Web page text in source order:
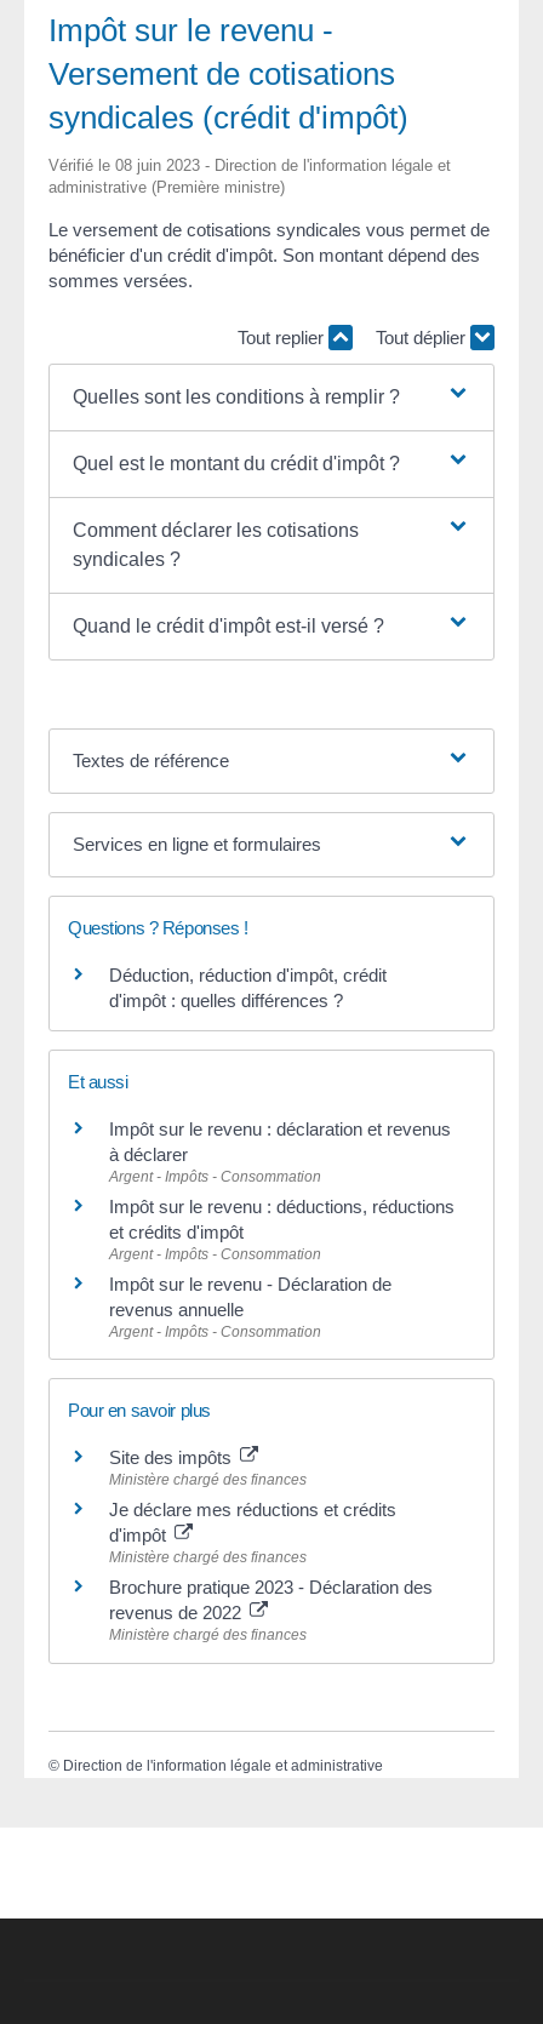
Impôt sur le revenu -
Versement de cotisations
syndicales (crédit d'impôt)
Vérifié le 08 juin 2023 - Direction de l'information légale et
administrative (Première ministre)
Le versement de cotisations syndicales vous permet de
bénéficier d'un crédit d'impôt. Son montant dépend des
sommes versées.
Tout replier Tout déplier
Quelles sont les conditions à remplir ?
Quel est le montant du crédit d'impôt ?
Comment déclarer les cotisations
syndicales ?
Quand le crédit d'impôt est-il versé ?
Textes de référence
Services en ligne et formulaires
Questions ? Réponses !
Déduction, réduction d'impôt, crédit
d'impôt : quelles différences ?
Et aussi
Impôt sur le revenu : déclaration et revenus
à déclarer
Argent - Impôts - Consommation
Impôt sur le revenu : déductions, réductions
et crédits d'impôt
Argent - Impôts - Consommation
Impôt sur le revenu - Déclaration de
revenus annuelle
Argent - Impôts - Consommation
Pour en savoir plus
Site des impôts
Ministère chargé des finances
Je déclare mes réductions et crédits
d'impôt
Ministère chargé des finances
Brochure pratique 2023 - Déclaration des
revenus de 2022
Ministère chargé des finances
© Direction de l'information légale et administrative